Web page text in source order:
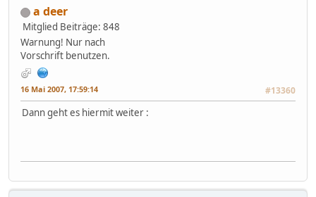
a deer
Mitglied Beiträge: 848
Warnung! Nur nach
Vorschrift benutzen.
16 Mai 2007, 17:59:14 #13360
Dann geht es hiermit weiter :